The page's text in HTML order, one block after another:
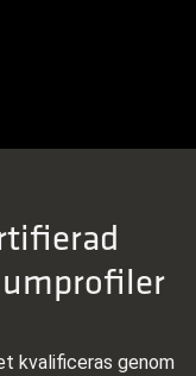
kvalificeras genom